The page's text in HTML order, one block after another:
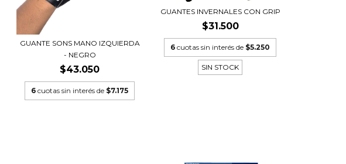
GUANTE SONS MANO IZQUIERDA
- NEGRO
$43.050
6 cuotas sin interés de $7.175
GUANTES INVERNALES CON GRIP
$31.500
6 cuotas sin interés de $5.250
SIN STOCK